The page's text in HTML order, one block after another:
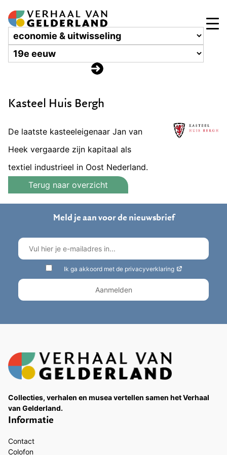
Kasteel Huis Bergh
De laatste kasteeleigenaar Jan van
Heek vergaarde zijn kapitaal als
textiel industrieel in Oost Nederland.
Terug naar overzicht
Meld je aan voor de nieuwsbrief
Ik ga akkoord met de privacyverklaring
Collecties, verhalen en musea vertellen samen het Verhaal
van Gelderland.
Informatie
Contact
Colofon